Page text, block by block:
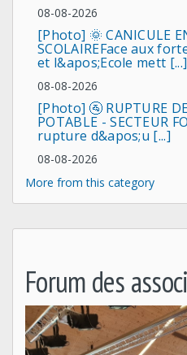
08-08-2026
[Photo] 🌞 CANICULE
SCOLAIREFace aux
et l&apos;Ecole mett [...]
08-08-2026
[Photo] 🚰 RUPTURE
POTABLE - SECTEUR
rupture d&apos;u [...]
08-08-2026
More from this category
Forum des